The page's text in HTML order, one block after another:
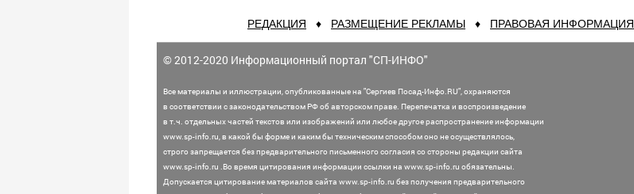
РЕДАКЦИЯ ♦ РАЗМЕЩЕНИЕ РЕКЛАМЫ ♦ ПРАВОВАЯ ИНФОРМАЦИЯ
© 2012-2020 Информационный портал "СП-ИНФО"
Все материалы и иллюстрации,опубликованные на "Сергиев Посад-Инфо.RU", охраняются
в соответствии с законодательством РФ об авторском праве. Перепечатка и воспроизведение
в т.ч. отдельных частей текстов или изображений или любое другое распространение информации
www.sp-info.ru, в какой бы форме и каким бы техническим способом оно не осуществлялось,
строго запрещается без предварительного письменного согласия со стороны редакции сайта
www.sp-info.ru .Во время цитирования информации ссылки на www.sp-info.ru обязательны.
Допускается цитирование материалов сайта www.sp-info.ru без получения предварительного